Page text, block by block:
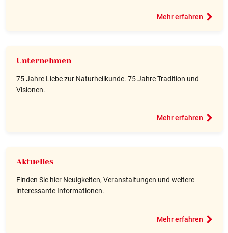
Mehr erfahren
Unternehmen
75 Jahre Liebe zur Naturheilkunde. 75 Jahre Tradition und
Visionen.
Mehr erfahren
Aktuelles
Finden Sie hier Neuigkeiten, Veranstaltungen und weitere
interessante Informationen.
Mehr erfahren